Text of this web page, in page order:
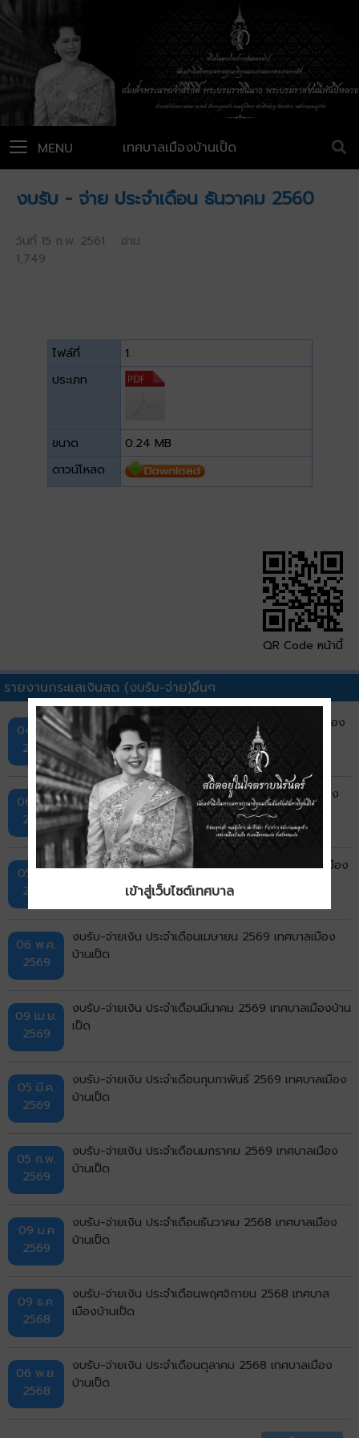
เทศบาลเมืองบ้านเป็ด
MENU
งบรับ - จ่าย ประจำเดือน ธันวาคม 2560
วันที่ 15 ก.พ. 2561 อ่าน
1,749
ไฟล์ที่
1.
ประเภท
ขนาด
0.24 MB
ดาวน์โหลด
QR Code หน้านี้
รายงานกระแสเงินสด (งบรับ-จ่าย)อื่นๆ
04 ส.ค.
2569
งบรับ-จ่ายเงิน ประจำเดือนกรกฎาคม 2569 เทศบาลเมือง
บ้านเป็ด
06 ก.ค.
2569
งบรับ-จ่ายเงิน ประจำเดือนมิถุนายน 2569 เทศบาลเมือง
บ้านเป็ด
05 มิ.ย.
2569
งบรับ-จ่ายเงิน ประจำเดือนพฤษภาคม 2569 เทศบาลเมือง
06 พ.ค.
2569
งบรับ-จ่ายเงิน ประจำเดือนเมษายน 2569 เทศบาลเมือง
บ้านเป็ด
09 เม.ย.
2569
งบรับ-จ่ายเงิน ประจำเดือนมีนาคม 2569 เทศบาลเมืองบ้าน
เป็ด
05 มี.ค.
2569
งบรับ-จ่ายเงิน ประจำเดือนกุมภาพันธ์ 2569 เทศบาลเมือง
บ้านเป็ด
05 ก.พ.
2569
งบรับ-จ่ายเงิน ประจำเดือนมกราคม 2569 เทศบาลเมือง
บ้านเป็ด
09 ม.ค
2569
งบรับ-จ่ายเงิน ประจำเดือนธันวาคม 2568 เทศบาลเมือง
บ้านเป็ด
09 ธ.ค.
2568
งบรับ-จ่ายเงิน ประจำเดือนพฤศจิกายน 2568 เทศบาล
เมืองบ้านเป็ด
06 พ.ย.
2568
งบรับ-จ่ายเงิน ประจำเดือนตุลาคม 2568 เทศบาลเมือง
บ้านเป็ด
เข้าสู่เว็บไซต์เทศบาล